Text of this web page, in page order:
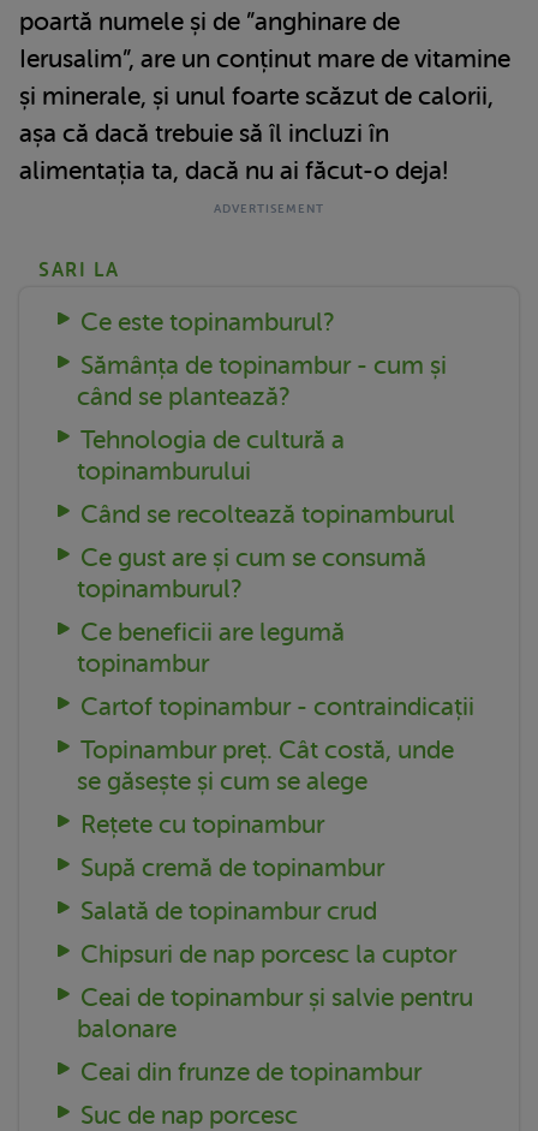
poartă numele și de ”anghinare de
Ierusalim”, are un conținut mare de vitamine
și minerale, și unul foarte scăzut de calorii,
așa că dacă trebuie să îl incluzi în
alimentația ta, dacă nu ai făcut-o deja!
SARI LA
Ce este topinamburul?
Sămânța de topinambur - cum și
când se plantează?
Tehnologia de cultură a
topinamburului
Când se recoltează topinamburul
Ce gust are și cum se consumă
topinamburul?
Ce beneficii are legumă
topinambur
Cartof topinambur - contraindicații
Topinambur preț. Cât costă, unde
se găsește și cum se alege
Rețete cu topinambur
Supă cremă de topinambur
Salată de topinambur crud
Chipsuri de nap porcesc la cuptor
Ceai de topinambur și salvie pentru
balonare
Ceai din frunze de topinambur
Suc de nap porcesc